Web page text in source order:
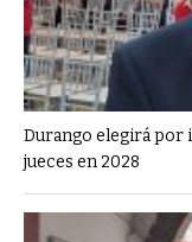
Durango elegirá por
jueces en 2028